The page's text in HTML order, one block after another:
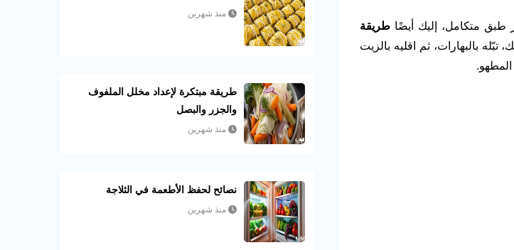
طبق متكامل، إليك أيضًا طريقة
بالبهارات، ثم اقليه بالزيت
منذ شهرين
طريقة مبتكرة لإعداد مخلل الملفوف
والجزر والبصل
منذ شهرين
نصائح لحفظ الأطعمة في الثلاجة
منذ شهرين